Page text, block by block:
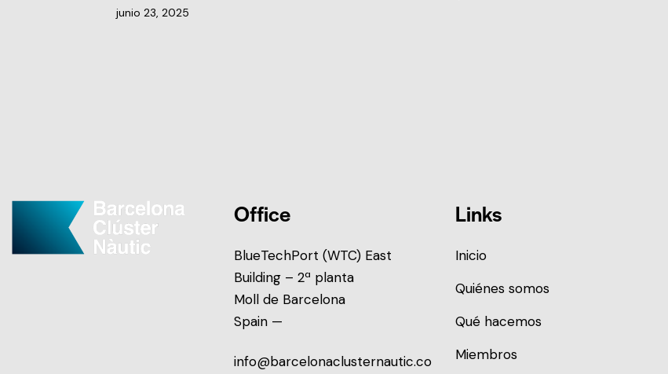
junio 23, 2025
Office
BlueTechPort (WTC) East
Building – 2ª planta
Moll de Barcelona
Spain —
info@barcelonaclusternautic.co
Links
Inicio
Quiénes somos
Qué hacemos
Miembros